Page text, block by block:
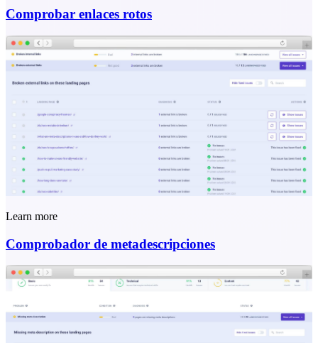
Comprobar enlaces rotos
Learn more
Comprobador de metadescripciones